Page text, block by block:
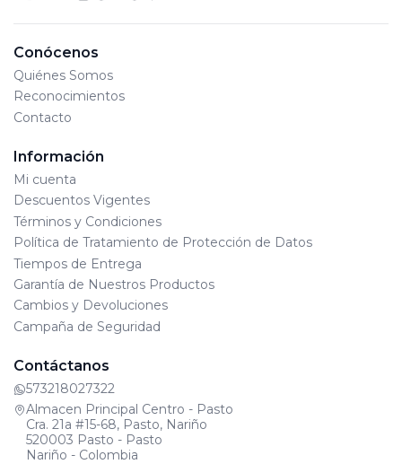
Conócenos
Quiénes Somos
Reconocimientos
Contacto
Información
Mi cuenta
Descuentos Vigentes
Términos y Condiciones
Política de Tratamiento de Protección de Datos
Tiempos de Entrega
Garantía de Nuestros Productos
Cambios y Devoluciones
Campaña de Seguridad
Contáctanos
573218027322
Almacen Principal Centro - Pasto
Cra. 21a #15-68, Pasto, Nariño
520003 Pasto - Pasto
Nariño - Colombia